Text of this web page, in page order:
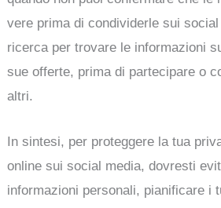
vere prima di condividerle sui
ricerca per trovare le informazioni
sue offerte, prima di partecipare o
altri.
In sintesi, per proteggere la tua
online sui social media, dovresti
informazioni personali, pianificare i